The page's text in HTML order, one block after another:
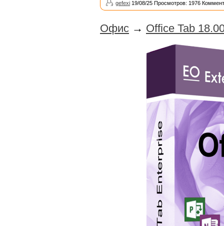
gefexi 19/08/25 Просмотров: 1976
Офис → Office Tab